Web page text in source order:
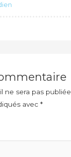
ne sera pas publiée.
avec *